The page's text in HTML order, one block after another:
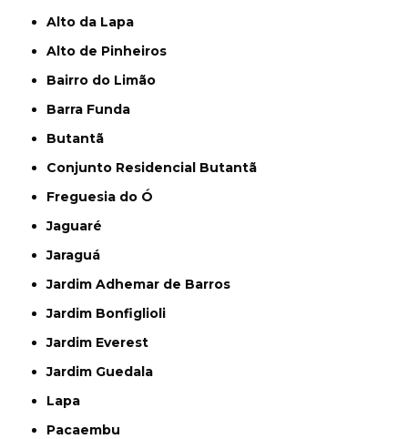
Alto da Lapa
Alto de Pinheiros
Bairro do Limão
Barra Funda
Butantã
Conjunto Residencial Butantã
Freguesia do Ó
Jaguaré
Jaraguá
Jardim Adhemar de Barros
Jardim Bonfiglioli
Jardim Everest
Jardim Guedala
Lapa
Pacaembu